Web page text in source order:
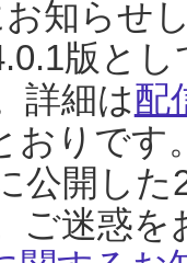
知らせ
版と
詳細は配
おりです
公開し
ご迷惑